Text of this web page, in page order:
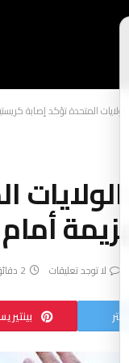
لا توجد تعليقات 2 دقائق
تويتر